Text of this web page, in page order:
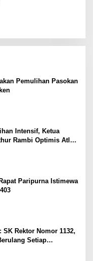
Pemulihan Pasokan
Intensif, Ketua
Rambi Optimis Atlet
Paripurna Istimewa
Rektor Nomor 1132,
Setiap